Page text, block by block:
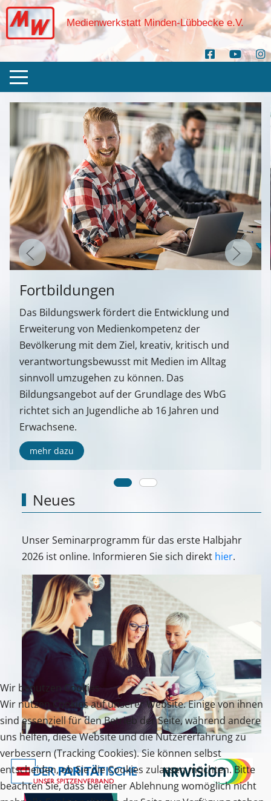
Medienwerkstatt Minden-Lübbecke e.V.
Fortbildungen
Das Bildungswerk fördert die Entwicklung und
Erweiterung von Medienkompetenz der
Bevölkerung mit dem Ziel, kreativ, kritisch und
verantwortungsbewusst mit Medien im Alltag
sinnvoll umzugehen zu können. Das
Bildungsangebot auf der Grundlage des WbG
richtet sich an Jugendliche ab 16 Jahren und
Erwachsene.
mehr dazu
Neues
Unser Seminarprogramm für das erste Halbjahr
2026 ist online. Informieren Sie sich direkt hier.
Wir benutzen Cookies
Wir nutzen Cookies auf unserer Website. Einige von ihnen
sind essenziell für den Betrieb der Seite, während andere
uns helfen, diese Website und die Nutzererfahrung zu
verbessern (Tracking Cookies). Sie können selbst
entscheiden, ob Sie die Cookies zulassen möchten. Bitte
beachten Sie, dass bei einer Ablehnung womöglich nicht